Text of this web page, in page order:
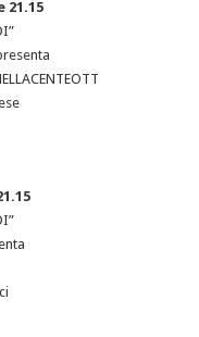
21.15